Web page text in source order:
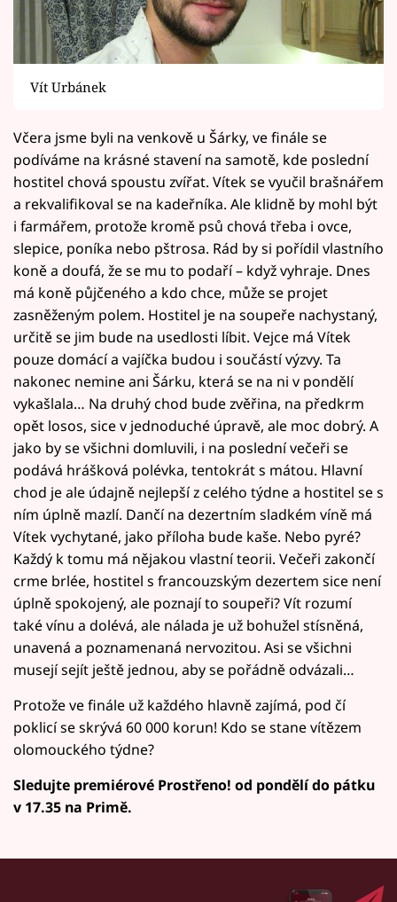
Vít Urbánek
Včera jsme byli na venkově u Šárky, ve finále se
podíváme na krásné stavení na samotě, kde poslední
hostitel chová spoustu zvířat. Vítek se vyučil brašnářem
a rekvalifikoval se na kadeřníka. Ale klidně by mohl být
i farmářem, protože kromě psů chová třeba i ovce,
slepice, poníka nebo pštrosa. Rád by si pořídil vlastního
koně a doufá, že se mu to podaří – když vyhraje. Dnes
má koně půjčeného a kdo chce, může se projet
zasněženým polem. Hostitel je na soupeře nachystaný,
určitě se jim bude na usedlosti líbit. Vejce má Vítek
pouze domácí a vajíčka budou i součástí výzvy. Ta
nakonec nemine ani Šárku, která se na ni v pondělí
vykašlala… Na druhý chod bude zvěřina, na předkrm
opět losos, sice v jednoduché úpravě, ale moc dobrý. A
jako by se všichni domluvili, i na poslední večeři se
podává hrášková polévka, tentokrát s mátou. Hlavní
chod je ale údajně nejlepší z celého týdne a hostitel se s
ním úplně mazlí. Dančí na dezertním sladkém víně má
Vítek vychytané, jako příloha bude kaše. Nebo pyré?
Každý k tomu má nějakou vlastní teorii. Večeři zakončí
crme brlée, hostitel s francouzským dezertem sice není
úplně spokojený, ale poznají to soupeři? Vít rozumí
také vínu a dolévá, ale nálada je už bohužel stísněná,
unavená a poznamenaná nervozitou. Asi se všichni
musejí sejít ještě jednou, aby se pořádně odvázali…
Protože ve finále už každého hlavně zajímá, pod čí
poklicí se skrývá 60 000 korun! Kdo se stane vítězem
olomouckého týdne?
Sledujte premiérové Prostřeno! od pondělí do pátku
v 17.35 na Primě.